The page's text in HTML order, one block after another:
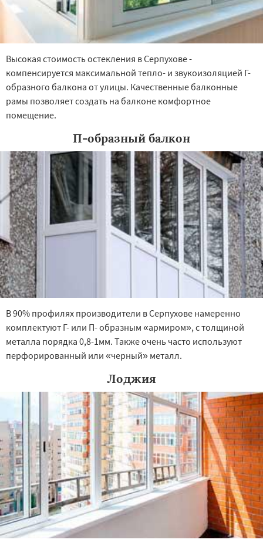
Высокая стоимость остекления в Серпухове -
компенсируется максимальной тепло- и звукоизоляцией Г-
образного балкона от улицы. Качественные балконные
рамы позволяет создать на балконе комфортное
помещение.
П-образный балкон
В 90% профилях производители в Серпухове намеренно
комплектуют Г- или П- образным «армиром», с толщиной
металла порядка 0,8-1мм. Также очень часто используют
перфорированный или «черный» металл.
Лоджия